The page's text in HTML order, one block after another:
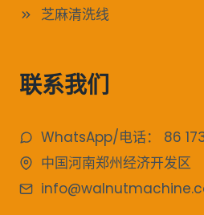
芝麻清洗线
联系我们
WhatsApp/电话： 86
中国河南郑州经济开发区